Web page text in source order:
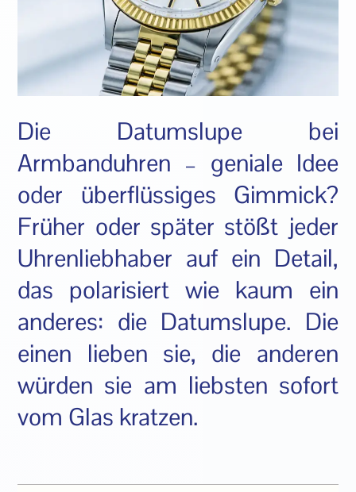
Die Datumslupe bei
Armbanduhren – geniale Idee
oder überflüssiges Gimmick?
Früher oder später stößt jeder
Uhrenliebhaber auf ein Detail,
das polarisiert wie kaum ein
anderes: die Datumslupe. Die
einen lieben sie, die anderen
würden sie am liebsten sofort
vom Glas kratzen.